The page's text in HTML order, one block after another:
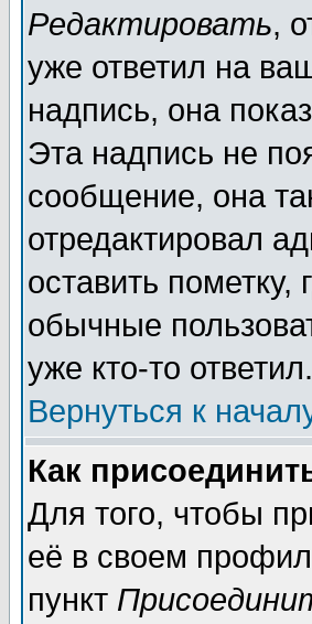
Редактировать,
уже ответил на
надпись, она
Эта надпись не
сообщение, она
отредактировал
оставить пометку,
обычные
уже кто-то ответил.
Вернуться к
Как
Для того, чтобы
её в своем
пункт